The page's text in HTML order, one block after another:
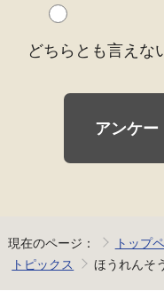
どちらとも言えな
アンケー
現在のページ： トップ
トピックス
ほうれんそ